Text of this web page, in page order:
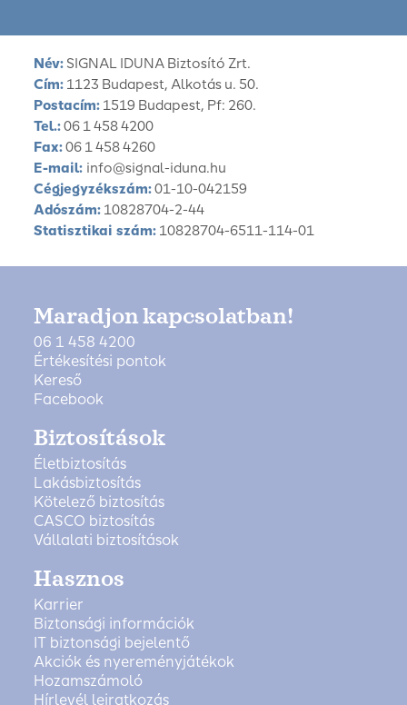
Név: SIGNAL IDUNA Biztosító Zrt.
Cím: 1123 Budapest, Alkotás u. 50.
Postacím: 1519 Budapest, Pf: 260.
Tel.:06 1 458 4200
Fax:06 1 458 4260
E-mail: info@signal-iduna.hu
Cégjegyzékszám:01-10-042159
Adószám: 10828704-2-44
Statisztikai szám: 10828704-6511-114-01
Maradjon kapcsolatban!
06 1 458 4200
Értékesítési pontok
Kereső
Facebook
Biztosítások
Életbiztosítás
Lakásbiztosítás
Kötelező biztosítás
CASCO biztosítás
Vállalati biztosítások
Hasznos
Karrier
Biztonsági információk
IT biztonsági bejelentő
Akciók és nyereményjátékok
Hozamszámoló
Hírlevél leiratkozás